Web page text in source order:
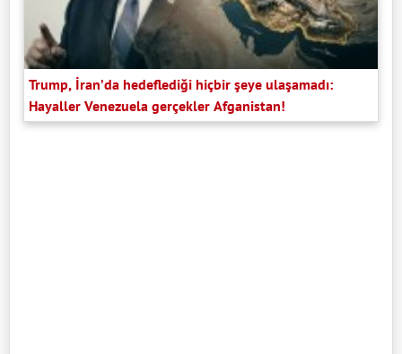
Trump, İran’da hedeflediği hiçbir şeye ulaşamadı:
Hayaller Venezuela gerçekler Afganistan!